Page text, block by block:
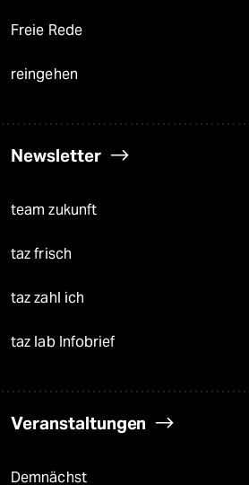
Freie Rede
reingehen
Newsletter
team zukunft
taz frisch
taz zahl ich
taz lab Infobrief
Veranstaltungen
Demnächst